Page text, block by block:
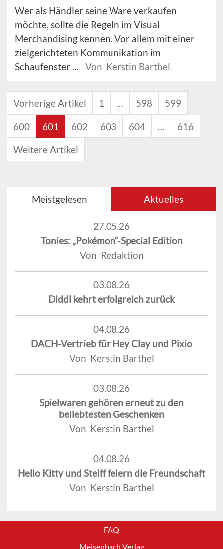
Wer als Händler seine Ware verkaufen
möchte, sollte die Regeln im Visual
Merchandising kennen. Vor allem mit einer
zielgerichteten Kommunikation im
Schaufenster ...
Von Kerstin Barthel
Vorherige Artikel 1 598 599
600 601 602 603 604 616
Weitere Artikel
Meistgelesen Aktuelles
27.05.26
Tonies: „Pokémon“-Special Edition
Von Redaktion
03.08.26
Diddl kehrt erfolgreich zurück
04.08.26
DACH-Vertrieb für Hey Clay und Pixio
Von Kerstin Barthel
03.08.26
Spielwaren gehören erneut zu den
beliebtesten Geschenken
Von Kerstin Barthel
04.08.26
Hello Kitty und Steiff feiern die Freundschaft
Von Kerstin Barthel
FAQ
Meisenbach Verlag